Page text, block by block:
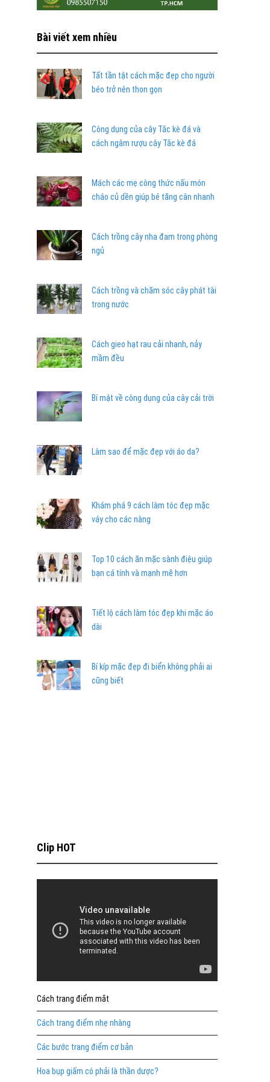
Bài viết xem nhiều
Tất tần tật cách mặc đẹp cho người
béo trở nên thon gọn
Công dụng của cây Tắc kè đá và
cách ngâm rượu cây Tắc kè đá
Mách các mẹ công thức nấu món
cháo củ dền giúp bé tăng cân nhanh
Cách trồng cây nha đam trong phòng
ngủ
Cách trồng và chăm sóc cây phát tài
trong nước
Cách gieo hạt rau cải nhanh, nảy
mầm đều
Bí mật về công dụng của cây cải trời
Làm sao để mặc đẹp với áo da?
Khám phá 9 cách làm tóc đẹp mặc
váy cho các nàng
Top 10 cách ăn mặc sành điệu giúp
bạn cá tính và mạnh mẽ hơn
Tiết lộ cách làm tóc đẹp khi mặc áo
dài
Bí kíp mặc đẹp đi biển không phải ai
cũng biết
Clip HOT
Cách trang điểm mắt
Cách trang điểm nhẹ nhàng
Các bước trang điểm cơ bản
Hoa bụp giấm có phải là thần dược?